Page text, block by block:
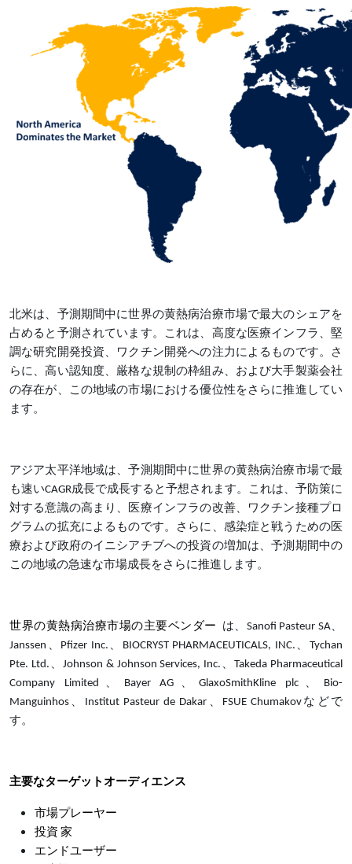
北米は、予測期間中に世界の黄熱病治療市場で最大のシェアを
占めると予測されています。これは、高度な医療インフラ、堅
調な研究開発投資、ワクチン開発への注力によるものです。さ
らに、高い認知度、厳格な規制の枠組み、および大手製薬会社
の存在が、この地域の市場における優位性をさらに推進してい
ます。
アジア太平洋地域は、予測期間中に世界の黄熱病治療市場で最
も速いCAGR成長で成長すると予想されます。これは、予防策に
対する意識の高まり、医療インフラの改善、ワクチン接種プロ
グラムの拡充によるものです。さらに、感染症と戦うための医
療および政府のイニシアチブへの投資の増加は、予測期間中の
この地域の急速な市場成長をさらに推進します。
世界の黄熱病治療市場の主要ベンダー
は、Sanofi Pasteur SA、
Janssen、Pfizer Inc.、BIOCRYST PHARMACEUTICALS, INC.、Tychan
Pte. Ltd.、Johnson & Johnson Services, Inc.、Takeda Pharmaceutical
Company Limited、Bayer AG、GlaxoSmithKline plc、Bio-
Manguinhos、Institut Pasteur de Dakar、FSUE Chumakovなどで
す。
主要なターゲットオーディエンス
市場プレーヤー
投資 家
エンドユーザー